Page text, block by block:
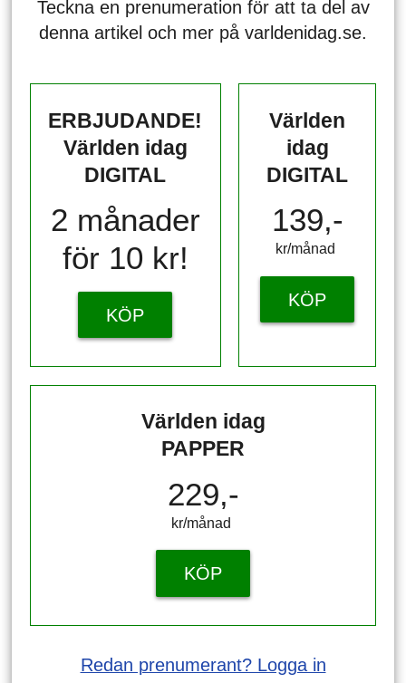
Teckna en prenumeration för att ta del av
denna artikel och mer på varldenidag.se.
ERBJUDANDE!
Världen idag
DIGITAL
2 månader
för 10 kr!
KÖP
Världen
idag
DIGITAL
139,-
kr/månad ​​​​​​
KÖP
Världen idag
PAPPER
229,-
kr/månad ​​​​​​
KÖP
Redan prenumerant? Logga in